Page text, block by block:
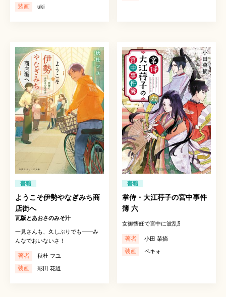
装画 uki
書籍
ようこそ伊勢やなぎみち商
店街へ
瓦版とあおさのみそ汁
一見さんも、久しぶりでも――み
んなでおいないさ！
著者 秋杜 フユ
装画 彩田 花道
書籍
掌侍・大江荇子の宮中事件
簿 六
女御懐妊で宮中に波乱⁉
著者 小田 菜摘
装画 ペキォ